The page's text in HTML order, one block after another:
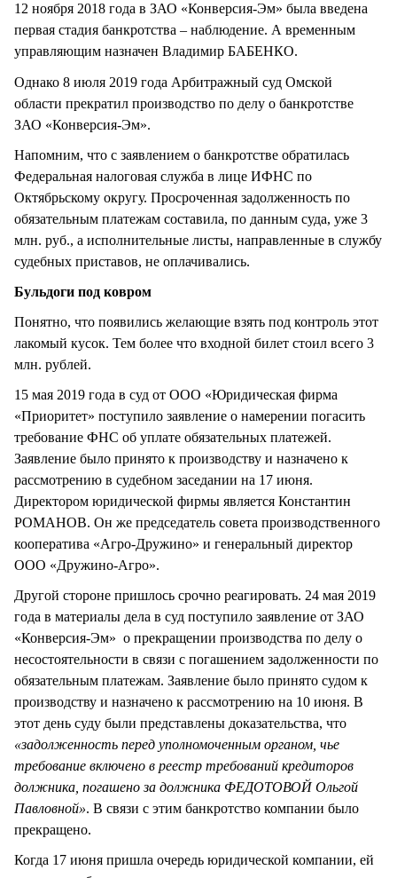
12 ноября 2018 года в ЗАО «Конверсия-Эм» была введена
первая стадия банкротства – наблюдение. А временным
управляющим назначен Владимир БАБЕНКО.
Однако 8 июля 2019 года Арбитражный суд Омской
области прекратил производство по делу о банкротстве
ЗАО «Конверсия-Эм».
Напомним, что с заявлением о банкротстве обратилась
Федеральная налоговая служба в лице ИФНС по
Октябрьскому округу. Просроченная задолженность по
обязательным платежам составила, по данным суда, уже 3
млн. руб., а исполнительные листы, направленные в службу
судебных приставов, не оплачивались.
Бульдоги под ковром
Понятно, что появились желающие взять под контроль этот
лакомый кусок. Тем более что входной билет стоил всего 3
млн. рублей.
15 мая 2019 года в суд от ООО «Юридическая фирма
«Приоритет» поступило заявление о намерении погасить
требование ФНС об уплате обязательных платежей.
Заявление было принято к производству и назначено к
рассмотрению в судебном заседании на 17 июня.
Директором юридической фирмы является Константин
РОМАНОВ. Он же председатель совета производственного
кооператива «Агро-Дружино» и генеральный директор
ООО «Дружино-Агро».
Другой стороне пришлось срочно реагировать. 24 мая 2019
года в материалы дела в суд поступило заявление от ЗАО
«Конверсия-Эм» о прекращении производства по делу о
несостоятельности в связи с погашением задолженности по
обязательным платежам. Заявление было принято судом к
производству и назначено к рассмотрению на 10 июня. В
этот день суду были представлены доказательства, что
«задолженность перед уполномоченным органом, чье
требование включено в реестр требований кредиторов
должника, погашено за должника ФЕДОТОВОЙ Ольгой
Павловной». В связи с этим банкротство компании было
прекращено.
Когда 17 июня пришла очередь юридической компании, ей